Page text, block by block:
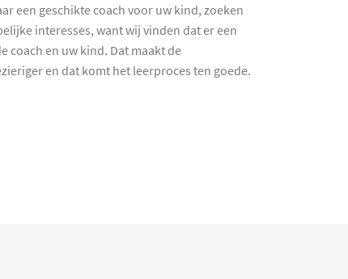
een geschikte coach voor uw kind, zoeken
interesses, want wij vinden dat er een
coach en uw kind. Dat maakt de
en dat komt het leerproces ten goede.